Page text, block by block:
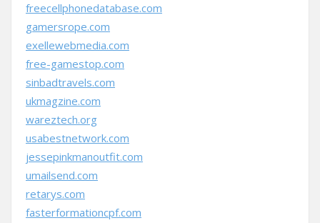
freecellphonedatabase.com
gamersrope.com
exellewebmedia.com
free-gamestop.com
sinbadtravels.com
ukmagzine.com
wareztech.org
usabestnetwork.com
jessepinkmanoutfit.com
umailsend.com
retarys.com
fasterformationcpf.com